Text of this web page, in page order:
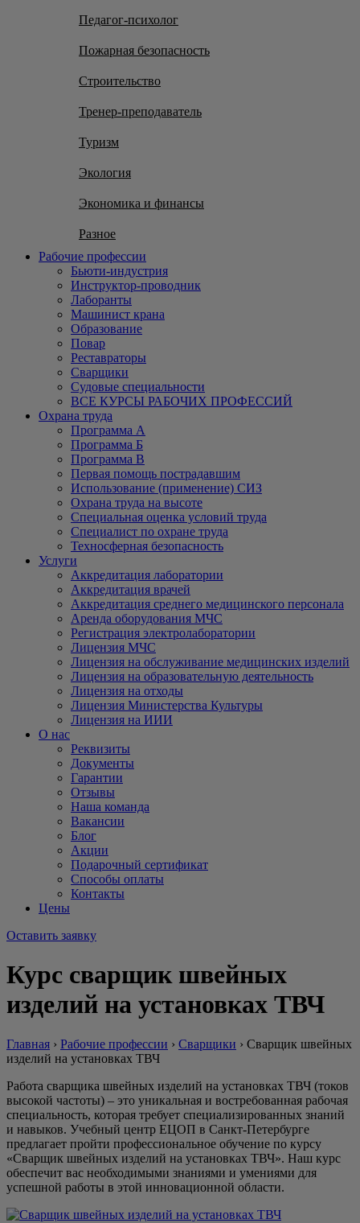
Педагог-психолог
Пожарная безопасность
Строительство
Тренер-преподаватель
Туризм
Экология
Экономика и финансы
Разное
Рабочие профессии
Бьюти-индустрия
Инструктор-проводник
Лаборанты
Машинист крана
Образование
Повар
Реставраторы
Сварщики
Судовые специальности
ВСЕ КУРСЫ РАБОЧИХ ПРОФЕССИЙ
Охрана труда
Программа А
Программа Б
Программа В
Первая помощь пострадавшим
Использование (применение) СИЗ
Охрана труда на высоте
Специальная оценка условий труда
Специалист по охране труда
Техносферная безопасность
Услуги
Аккредитация лаборатории
Аккредитация врачей
Аккредитация среднего медицинского персонала
Аренда оборудования МЧС
Регистрация электролаборатории
Лицензия МЧС
Лицензия на обслуживание медицинских изделий
Лицензия на образовательную деятельность
Лицензия на отходы
Лицензия Министерства Культуры
Лицензия на ИИИ
О нас
Реквизиты
Документы
Гарантии
Отзывы
Наша команда
Вакансии
Блог
Акции
Подарочный сертификат
Способы оплаты
Контакты
Цены
Оставить заявку
Курс сварщик швейных
изделий на установках ТВЧ
Главная › Рабочие профессии › Сварщики › Сварщик швейных
изделий на установках ТВЧ
Работа сварщика швейных изделий на установках ТВЧ (токов
высокой частоты) – это уникальная и востребованная рабочая
специальность, которая требует специализированных знаний
и навыков. Учебный центр ЕЦОП в Санкт-Петербурге
предлагает пройти профессиональное обучение по курсу
«Сварщик швейных изделий на установках ТВЧ». Наш курс
обеспечит вас необходимыми знаниями и умениями для
успешной работы в этой инновационной области.